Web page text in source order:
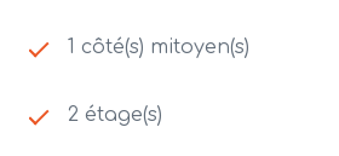
1 côté(s) mitoyen(s)
2 étage(s)